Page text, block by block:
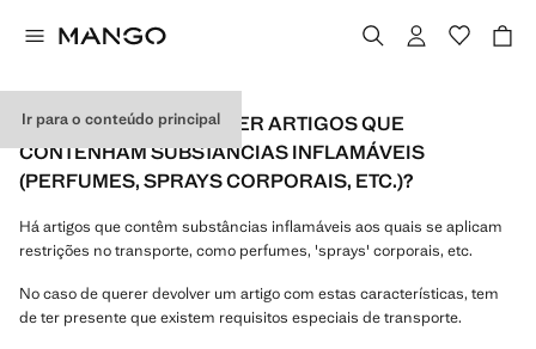
Ir para o conteúdo principal
COMO POSSO DEVOLVER ARTIGOS QUE
CONTENHAM SUBSTÂNCIAS INFLAMÁVEIS
(PERFUMES, SPRAYS CORPORAIS, ETC.)?
Há artigos que contêm substâncias inflamáveis aos quais se aplicam
restrições no transporte, como perfumes, 'sprays' corporais, etc.
No caso de querer devolver um artigo com estas características, tem
de ter presente que existem requisitos especiais de transporte.